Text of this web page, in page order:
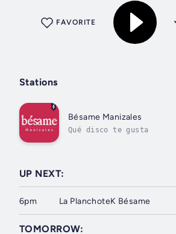
FAVORITE
Stations
Bésame Manizales
Qué disco te gusta
UP NEXT:
6pm La PlanchoteK Bésame
TOMORROW: